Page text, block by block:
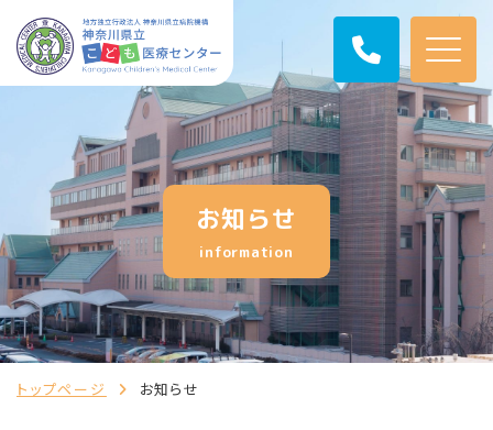
お知らせ
information
トップページ お知らせ